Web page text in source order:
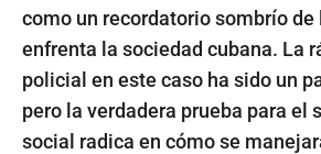
como un recordatorio sombrío de
enfrenta la sociedad cubana. La
policial en este caso ha sido un
pero la verdadera prueba para el
social radica en cómo se